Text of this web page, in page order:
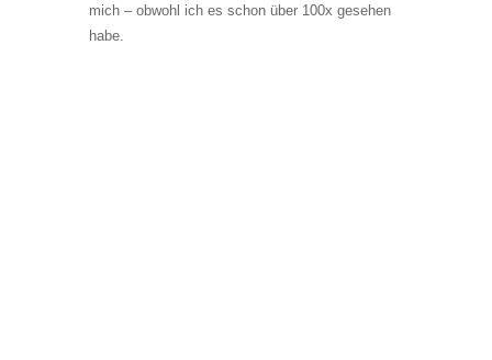
mich – obwohl ich es schon über 100x gesehen
habe.